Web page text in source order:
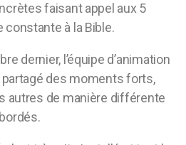
faisant appel aux 5
à la Bible.
dernier, l’équipe d’animation
des moments forts,
autres de manière différente